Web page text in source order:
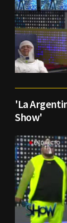
'La
Show'